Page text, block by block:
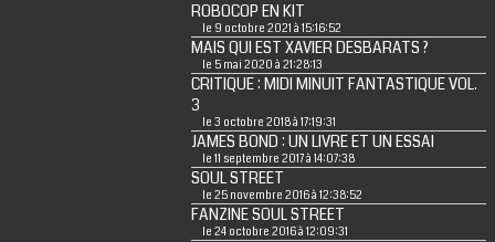
ROBOCOP EN KIT
le 9 octobre 2021 à 15:16:52
MAIS QUI EST XAVIER DESBARATS ?
le 5 mai 2020 à 21:28:13
CRITIQUE : MIDI MINUIT FANTASTIQUE VOL.
3
le 3 octobre 2018 à 17:19:31
JAMES BOND : UN LIVRE ET UN ESSAI
le 11 septembre 2017 à 14:07:38
SOUL STREET
le 25 novembre 2016 à 12:38:52
FANZINE SOUL STREET
le 24 octobre 2016 à 12:09:31